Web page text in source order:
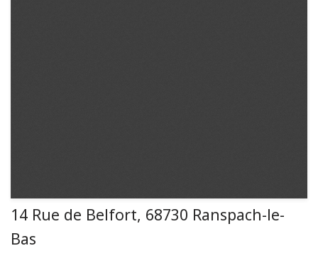
14 Rue de Belfort, 68730 Ranspach-le-
Bas